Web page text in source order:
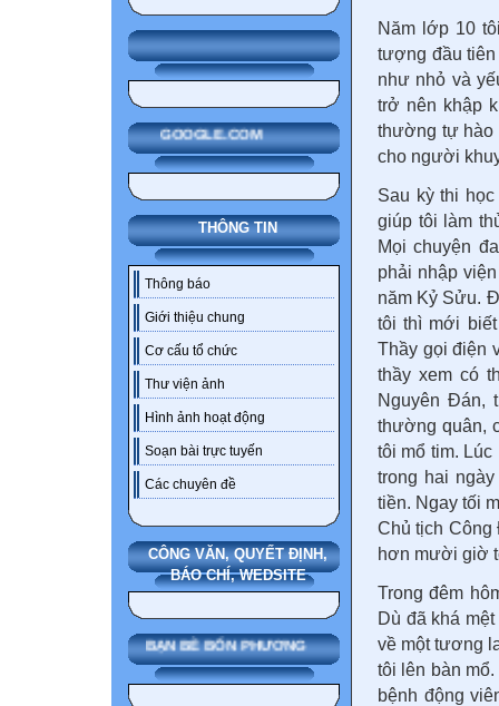
GOOGLE.COM
THÔNG TIN
Thông báo
Giới thiệu chung
Cơ cấu tổ chức
Thư viện ảnh
Hình ảnh hoạt động
Soạn bài trực tuyến
Các chuyên đề
CÔNG VĂN, QUYẾT ĐỊNH,
BÁO CHÍ, WEDSITE
BẠN BÈ BỐN PHƯƠNG
Năm lớp 10
tượng đầu
như nhỏ và
trở nên khập
thường tự hào
cho người
Sau kỳ thi
giúp tôi làm
Mọi chuyện
phải nhập
năm Kỷ Sửu.
tôi thì mới
Thầy gọi điện
thầy xem có
Nguyên Đán,
thường quân,
tôi mổ tim.
trong hai
tiền. Ngay tối
Chủ tịch Công
hơn mười giờ
Trong đêm
Dù đã khá
về một tương
tôi lên bàn
bệnh động